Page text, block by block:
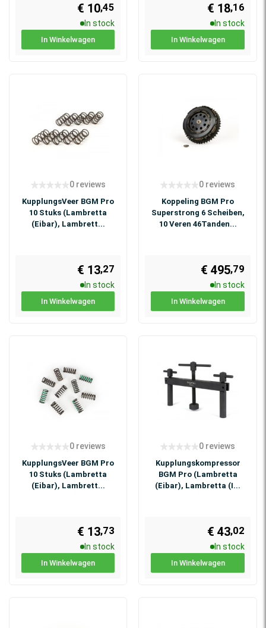
€ 10,45
In stock
In Winkelwagen
€ 18,16
In stock
In Winkelwagen
0 reviews
KupplungsVeer BGM Pro
10 Stuks (Lambretta
(Eibar), Lambrett...
€ 13,27
In stock
In Winkelwagen
0 reviews
Koppeling BGM Pro
Superstrong 6 Scheiben,
10 Veren 46Tanden...
€ 495,79
In stock
In Winkelwagen
0 reviews
KupplungsVeer BGM Pro
10 Stuks (Lambretta
(Eibar), Lambrett...
€ 13,73
In stock
In Winkelwagen
0 reviews
Kupplungskompressor
BGM Pro (Lambretta
(Eibar), Lambretta (I...
€ 43,02
In stock
In Winkelwagen